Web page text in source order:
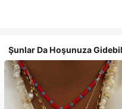
Şunlar Da Hoşunuza